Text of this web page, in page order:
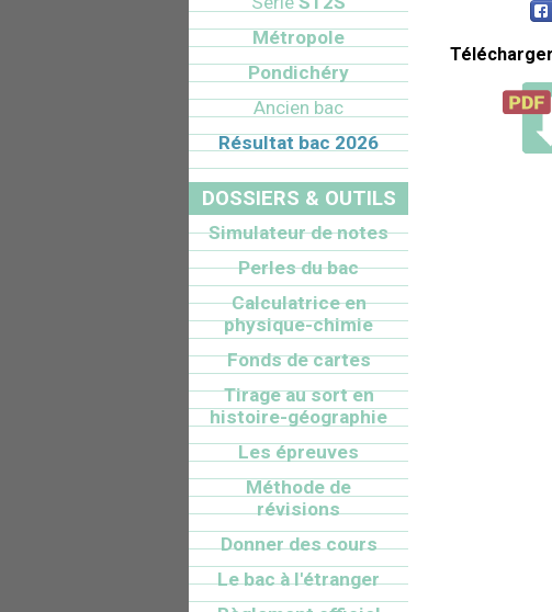
Métropole
Pondichéry
Ancien bac
Résultat bac 2026
DOSSIERS & OUTILS
Simulateur de notes
Perles du bac
Calculatrice en
physique-chimie
Fonds de cartes
Tirage au sort en
histoire-géographie
Les épreuves
Méthode de
révisions
Donner des cours
Le bac à l'étranger